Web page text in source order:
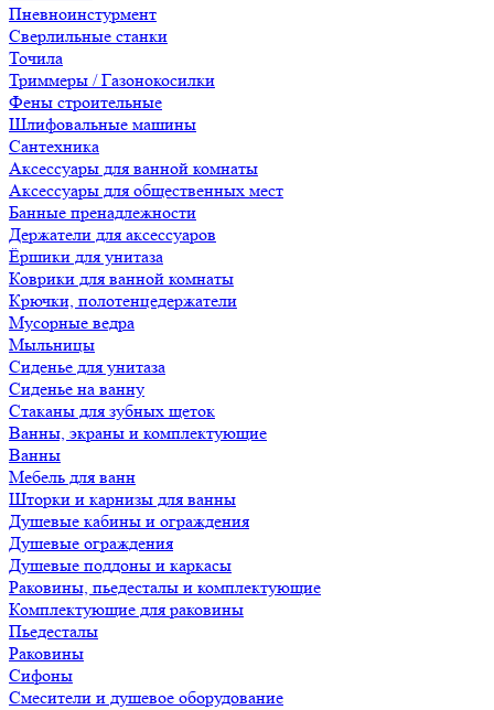
Пневноинстурмент
Сверлильные станки
Точила
Триммеры / Газонокосилки
Фены строительные
Шлифовальные машины
Сантехника
Аксессуары для ванной комнаты
Аксессуары для общественных мест
Банные пренадлежности
Держатели для аксессуаров
Ёршики для унитаза
Коврики для ванной комнаты
Крючки, полотенцедержатели
Мусорные ведра
Мыльницы
Сиденье для унитаза
Сиденье на ванну
Стаканы для зубных щеток
Ванны, экраны и комплектующие
Ванны
Мебель для ванн
Шторки и карнизы для ванны
Душевые кабины и ограждения
Душевые ограждения
Душевые поддоны и каркасы
Раковины, пьедесталы и комплектующие
Комплектующие для раковины
Пьедесталы
Раковины
Сифоны
Смесители и душевое оборудование